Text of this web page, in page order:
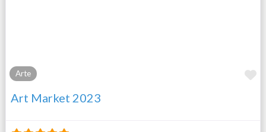
Arte
Art Market 2023